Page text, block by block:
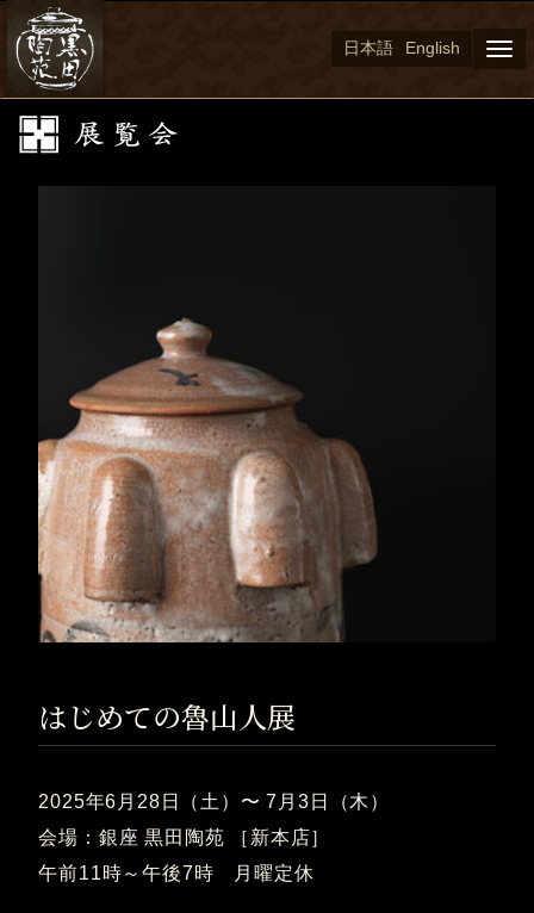
日本語 English
はじめての魯山人展
2025年6月28日（土）〜 7月3日（木）
会場：銀座 黒田陶苑 ［新本店］
午前11時～午後7時 月曜定休